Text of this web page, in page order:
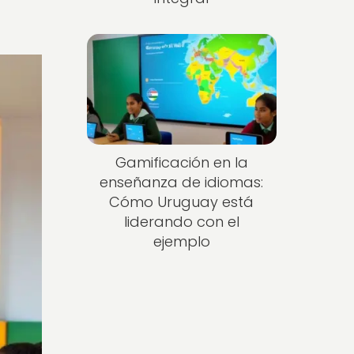
Gamificación en la
enseñanza de idiomas:
Cómo Uruguay está
liderando con el
ejemplo